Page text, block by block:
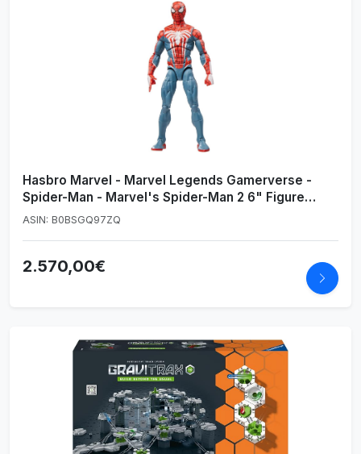
Hasbro Marvel - Marvel Legends Gamerverse -
Spider-Man - Marvel's Spider-Man 2 6" Figure
(F70405L0)
ASIN: B0BSGQ97ZQ
2.570,00€